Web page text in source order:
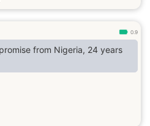
0.9
from Nigeria, 24 years